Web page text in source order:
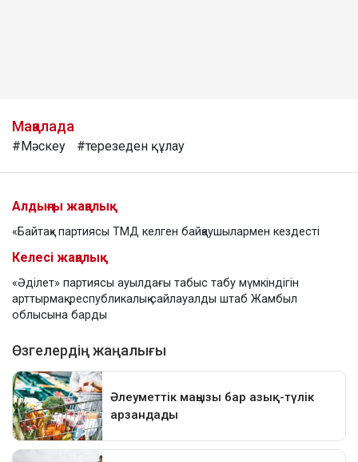
Мақалада
#Мәскеу #терезеден құлау
Алдыңғы жаңалық
«Байтақ» партиясы ТМД келген байқаушылармен кездесті
Келесі жаңалық
«Әділет» партиясы ауылдағы табыс табу мүмкіндігін
арттырмақ: республикалық сайлауалды штаб Жамбыл
облысына барды